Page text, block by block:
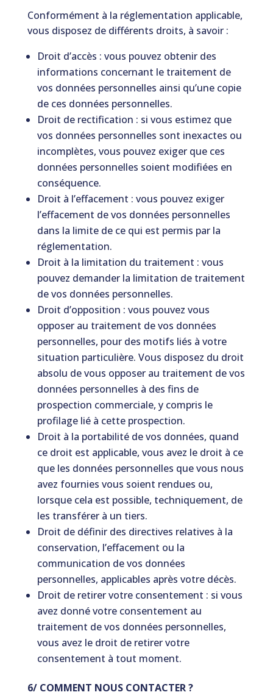
Conformément à la réglementation applicable,
vous disposez de différents droits, à savoir :
Droit d’accès : vous pouvez obtenir des
informations concernant le traitement de
vos données personnelles ainsi qu’une copie
de ces données personnelles.
Droit de rectification : si vous estimez que
vos données personnelles sont inexactes ou
incomplètes, vous pouvez exiger que ces
données personnelles soient modifiées en
conséquence.
Droit à l’effacement : vous pouvez exiger
l’effacement de vos données personnelles
dans la limite de ce qui est permis par la
réglementation.
Droit à la limitation du traitement : vous
pouvez demander la limitation de traitement
de vos données personnelles.
Droit d’opposition : vous pouvez vous
opposer au traitement de vos données
personnelles, pour des motifs liés à votre
situation particulière. Vous disposez du droit
absolu de vous opposer au traitement de vos
données personnelles à des fins de
prospection commerciale, y compris le
profilage lié à cette prospection.
Droit à la portabilité de vos données, quand
ce droit est applicable, vous avez le droit à ce
que les données personnelles que vous nous
avez fournies vous soient rendues ou,
lorsque cela est possible, techniquement, de
les transférer à un tiers.
Droit de définir des directives relatives à la
conservation, l’effacement ou la
communication de vos données
personnelles, applicables après votre décès.
Droit de retirer votre consentement : si vous
avez donné votre consentement au
traitement de vos données personnelles,
vous avez le droit de retirer votre
consentement à tout moment.
6/ COMMENT NOUS CONTACTER ?